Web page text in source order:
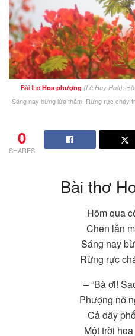
Bài thơHoa phượng (Lê Huy Hoà):
Sáng nay bừng lửa thẫm, Rừng rực cháy
0
SHARES
Bài thơ
Hôm qua
Chen lẫn
Sáng nay
Rừng rực
– “Bà ơi!
Phượng nở
Cả dãy
Một trời